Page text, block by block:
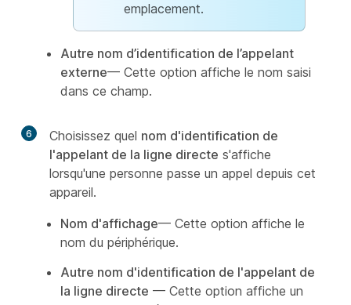
emplacement.
Autre nom d’identification de l’appelant
externe— Cette option affiche le nom saisi
dans ce champ.
6 Choisissez quel nom d'identification de
l'appelant de la ligne directe s'affiche
lorsqu'une personne passe un appel depuis cet
appareil.
Nom d'affichage— Cette option affiche le
nom du périphérique.
Autre nom d'identification de l'appelant de
la ligne directe — Cette option affiche un